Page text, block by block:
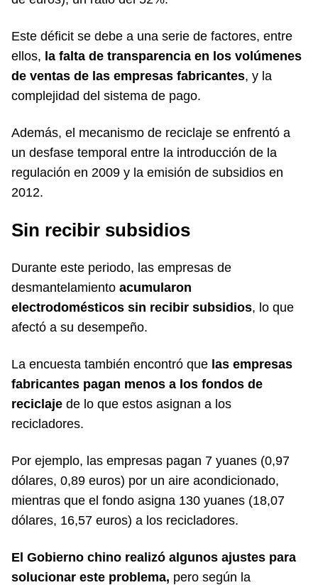
Este déficit se debe a una serie de factores, entre
ellos, la falta de transparencia en los volúmenes
de ventas de las empresas fabricantes, y la
complejidad del sistema de pago.
Además, el mecanismo de reciclaje se enfrentó a
un desfase temporal entre la introducción de la
regulación en 2009 y la emisión de subsidios en
2012.
Sin recibir subsidios
Durante este periodo, las empresas de
desmantelamiento acumularon
electrodomésticos sin recibir subsidios, lo que
afectó a su desempeño.
La encuesta también encontró que las empresas
fabricantes pagan menos a los fondos de
reciclaje de lo que estos asignan a los
recicladores.
Por ejemplo, las empresas pagan 7 yuanes (0,97
dólares, 0,89 euros) por un aire acondicionado,
mientras que el fondo asigna 130 yuanes (18,07
dólares, 16,57 euros) a los recicladores.
El Gobierno chino realizó algunos ajustes para
solucionar este problema, pero según la